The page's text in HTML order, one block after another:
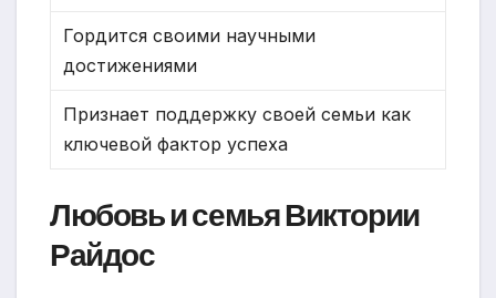
Гордится своими научными
достижениями
Признает поддержку своей семьи как
ключевой фактор успеха
Любовь и семья Виктории
Райдос